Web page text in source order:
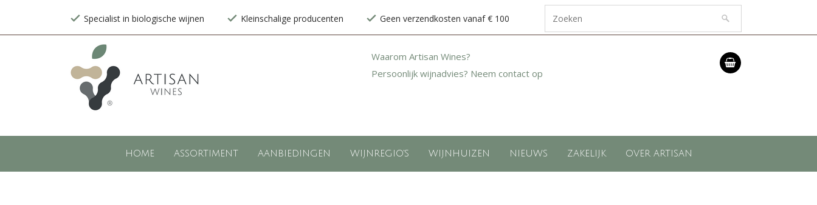
Specialist in biologische wijnen Kleinschalige producenten Geen verzendkosten vanaf € 100
Waarom Artisan Wines?
Persoonlijk wijnadvies? Neem contact op
HOME ASSORTIMENT AANBIEDINGEN WIJNREGIO'S WIJNHUIZEN NIEUWS ZAKELIJK OVER ARTISAN